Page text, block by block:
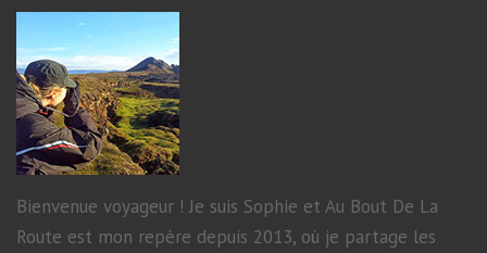
Bienvenue voyageur ! Je suis Sophie et Au Bout De La
Route est mon repère depuis 2013, où je partage les